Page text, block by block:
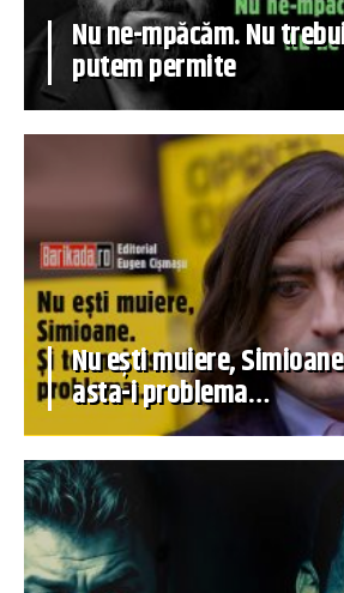
Nu ne-mpăcăm. Nu
putem permite
Nu ești muiere,
asta-i problema…